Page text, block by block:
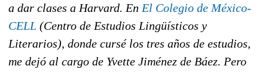
a dar clases a Harvard. En El Colegio de México-
CELL (Centro de Estudios Lingüísticos y
Literarios), donde cursé los tres años de estudios,
me dejó al cargo de Yvette Jiménez de Báez. Pero